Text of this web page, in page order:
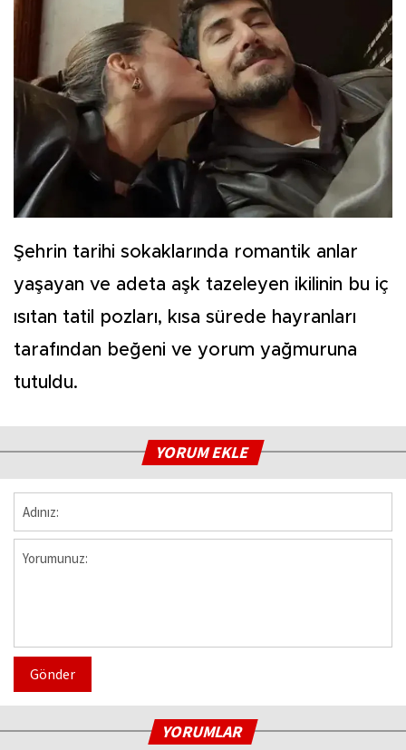
Şehrin tarihi sokaklarında romantik anlar
yaşayan ve adeta aşk tazeleyen ikilinin bu iç
ısıtan tatil pozları, kısa sürede hayranları
tarafından beğeni ve yorum yağmuruna
tutuldu.
YORUM EKLE
Gönder
YORUMLAR